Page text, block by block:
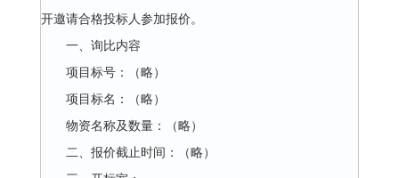
开邀请合格投标人参加报价。
一、询比内容
项目标号：（略）
项目标名：（略）
物资名称及数量：（略）
二、报价截止时间：（略）